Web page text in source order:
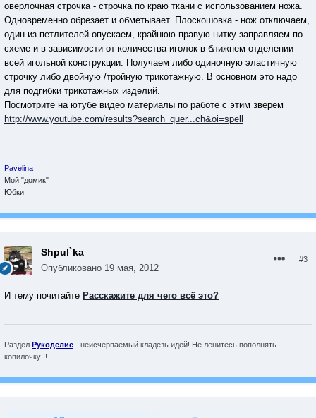
оверлочная строчка - строчка по краю ткани с использованием ножа.
Одновременно обрезает и обметывает. Плоскошовка - нож отключаем,
один из петлителей опускаем, крайнюю правую нитку заправляем по
схеме и в зависимости от количества иголок в ближнем отделении
всей игольной конструкции. Получаем либо одиночную эластичную
строчку либо двойную /тройную трикотажную. В основном это надо
для подгибки трикотажных изделий.
Посмотрите на ютубе видео материалы по работе с этим зверем
http://www.youtube.com/results?search_quer...ch&oi=spell
Pavelina
Мой "домик"
Юбки
Shpul`ka
Опубликовано 19 мая, 2012
#3
И тему почитайте Расскажите для чего всё это?
Раздел Рукоделие - неисчерпаемый кладезь идей! Не ленитесь пополнять
копилочку!!!